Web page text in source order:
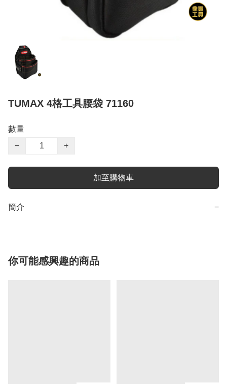
TUMAX 4格工具腰袋 71160
數量
−
+
加至購物車
簡介 −
你可能感興趣的商品